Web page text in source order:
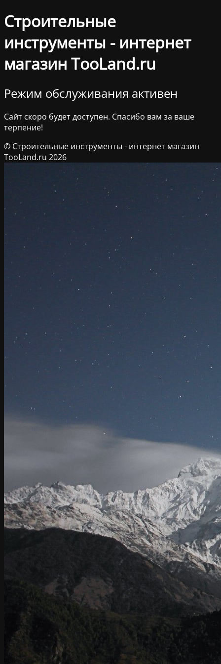
Строительные
инструменты - интернет
магазин TooLand.ru
Режим обслуживания активен
Сайт скоро будет доступен. Спасибо вам за ваше
терпение!
© Строительные инструменты - интернет магазин
TooLand.ru 2026